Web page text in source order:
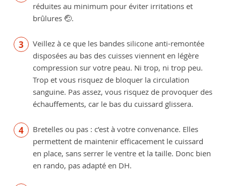
réduites au minimum pour éviter irritations et
brûlures 🤕.
Veillez à ce que les bandes silicone anti-remontée
disposées au bas des cuisses viennent en légère
compression sur votre peau. Ni trop, ni trop peu.
Trop et vous risquez de bloquer la circulation
sanguine. Pas assez, vous risquez de provoquer des
échauffements, car le bas du cuissard glissera.
Bretelles ou pas : c’est à votre convenance. Elles
permettent de maintenir efficacement le cuissard
en place, sans serrer le ventre et la taille. Donc bien
en rando, pas adapté en DH.